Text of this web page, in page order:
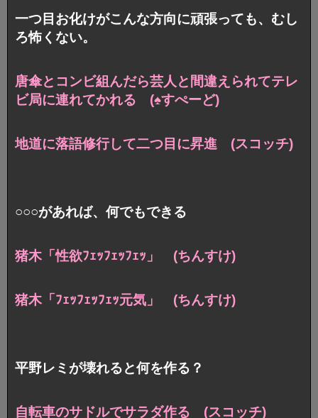
一つ目お化けがこんな方向に頑張っても、むし
ろ怖くない。
唐傘とコンビ組んだら芸人と間違えられてテレ
ビ局に連れてかれる (♠すぺーど)
地道に落語修行して二つ目に昇進 (スコッチ)
○○○があれば、何でもできる
猪木「性欲ﾌｪｯﾌｪｯﾌｪｯ」 (ちんすけ)
猪木「ﾌｪｯﾌｪｯﾌｪｯ元気」 (ちんすけ)
平野レミが壊れると何を作る？
自転車のサドルでサラダ作る (スコッチ)